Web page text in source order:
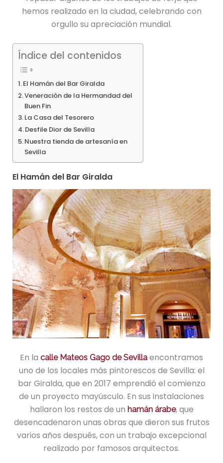
hemos realizado en la ciudad, celebrando con
orgullo su apreciación mundial.
Índice del contenidos
El Hamán del Bar Giralda
Veneración de la Hermandad del
Buen Fin
La Casa del Tesorero
Desfile Dior de Sevilla
Nuestra tienda de artesanía en
Sevilla
El Hamán del Bar Giralda
En la calle Mateos Gago de Sevilla encontramos
uno de los locales más pintorescos de Sevilla: el
bar Giralda, que en 2017 emprendió el comienzo
de un proyecto mayúsculo. En sus instalaciones
hallaron los restos de un hamán árabe, que
desencadenaron unas obras que dieron sus frutos
varios años después, con un trabajo excepcional
realizado por famosos arquitectos.